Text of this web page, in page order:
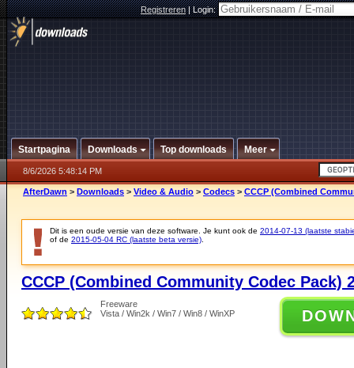
Registreren|Login:
Startpagina Downloads Top downloads Meer
8/6/2026 5:48:14 PM
AfterDawn > Downloads > Video & Audio > Codecs > CCCP (Combined
Dit is een oude versie van deze software. Je kunt ook de 2014-07-13 (laatste
of de 2015-05-04 RC (laatste beta versie)
CCCP (Combined Community Codec Pack)
Freeware
Vista / Win2k / Win7 / Win8 / WinXP